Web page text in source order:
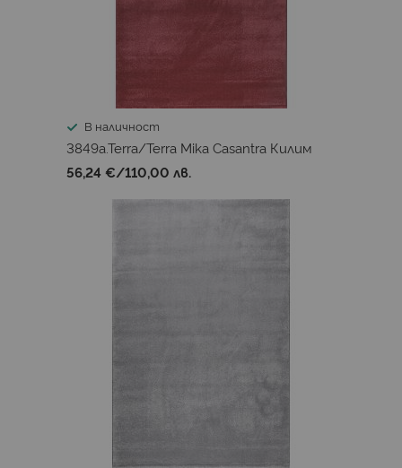
В наличност
3849a.Terra/Terra Mika Casantra Килим
56,24 €/110,00 лв.